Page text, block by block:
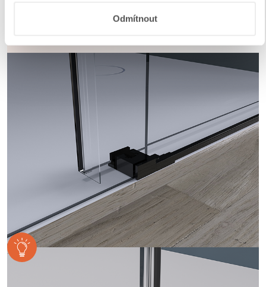
Odmítnout
zajišťují jejich bezpečné přilnutí.